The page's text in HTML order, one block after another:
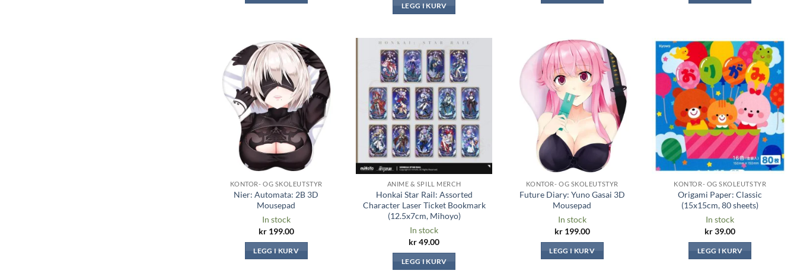
LEGG I KURV
Legg til i
ønskeliste
KONTOR- OG SKOLEUTSTYR
Nier: Automata: 2B 3D
Mousepad
In stock
kr199.00
LEGG I KURV
Legg til i
ønskeliste
ANIME & SPILL MERCH
Honkai Star Rail: Assorted
Character Laser Ticket Bookmark
(12.5x7cm, Mihoyo)
In stock
kr49.00
LEGG I KURV
Legg til i
ønskeliste
KONTOR- OG SKOLEUTSTYR
Future Diary: Yuno Gasai 3D
Mousepad
In stock
kr199.00
LEGG I KURV
Legg til i
ønskeliste
KONTOR- OG SKOLEUTSTYR
Origami Paper: Classic
(15x15cm, 80 sheets)
In stock
kr39.00
LEGG I KURV